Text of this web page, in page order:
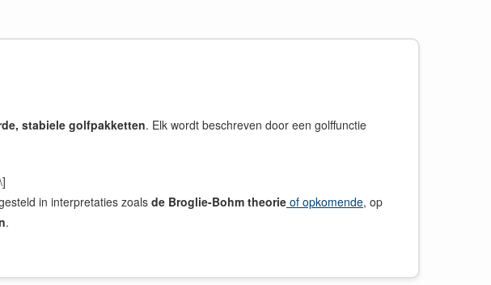
stabiele golfpakketten. Elk wordt beschreven door een golffunctie
in interpretaties zoals de Broglie-Bohm theorie of opkomende, op
.